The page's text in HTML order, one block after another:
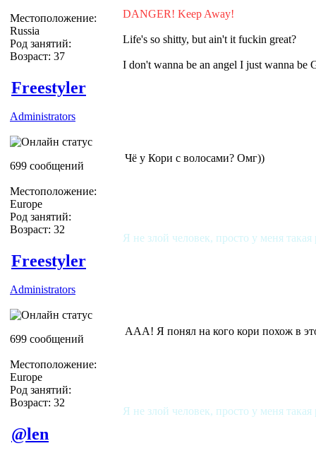
Местоположение:
Russia
Род занятий:
Возраст: 37
DANGER! Keep Away!
Life's so shitty, but ain't it fuckin great?
I don't wanna be an angel I just wanna be
Freestyler
Administrators
699 сообщений
Местоположение:
Europe
Род занятий:
Возраст: 32
Чё у Кори с волосами? Омг))
Я не злой человек, просто у меня
Freestyler
Administrators
699 сообщений
Местоположение:
Europe
Род занятий:
Возраст: 32
ААА! Я понял на кого кори похож в
Я не злой человек, просто у меня
@len